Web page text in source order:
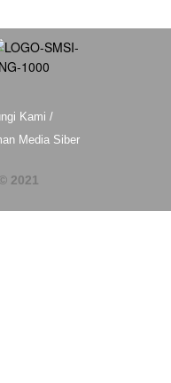
Kami /
Media Siber
2021